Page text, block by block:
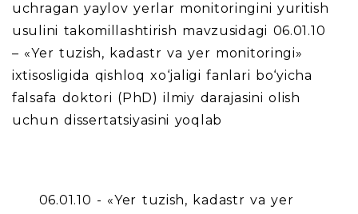
uchragan yaylov yerlar monitoringini yuritish
usulini takomillashtirish mavzusidagi 06.01.10
– «Yer tuzish, kadastr va yer monitoringi»
ixtisosligida qishloq xo‘jaligi fanlari bo‘yicha
falsafa doktori (PhD) ilmiy darajasini olish
uchun dissertatsiyasini yoqlab
06.01.10 - «Yer tuzish, kadastr va yer